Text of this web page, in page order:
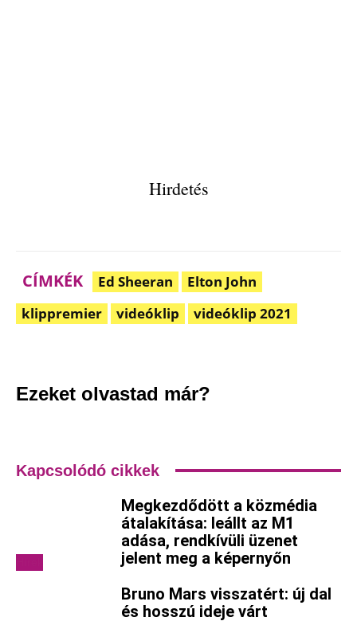
Hirdetés
CÍMKÉK Ed Sheeran
Elton John
klippremier
videóklip videóklip 2021
Ezeket olvastad már?
Kapcsolódó cikkek
Megkezdődött a közmédia
átalakítása: leállt az M1
adása, rendkívüli üzenet
jelent meg a képernyőn
Bruno Mars visszatért: új dal
és hosszú ideje várt